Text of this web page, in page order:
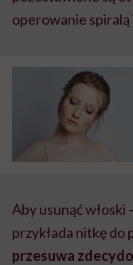
operowanie spiralą
Aby usunąć
przykłada nitkę
przesuwa